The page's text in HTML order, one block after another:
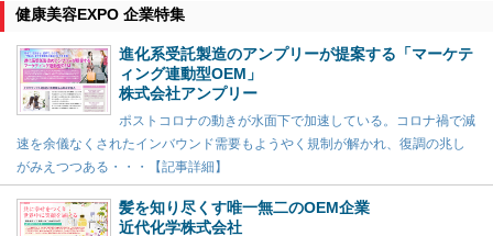
健康美容EXPO 企業特集
進化系受託製造のアンプリーが提案する「マーケテ
ィング連動型OEM」
株式会社アンプリー
ポストコロナの動きが水面下で加速している。コロナ禍で減
速を余儀なくされたインバウンド需要もようやく規制が解かれ、復調の兆し
がみえつつある・・・【記事詳細】
髪を知り尽くす唯一無二のOEM企業
近代化学株式会社